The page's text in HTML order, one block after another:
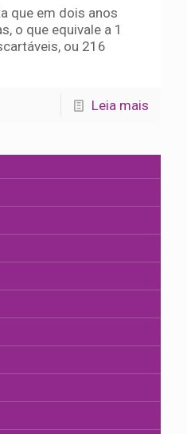
que em dois anos
o que equivale a 1
ou 216
Leia mais